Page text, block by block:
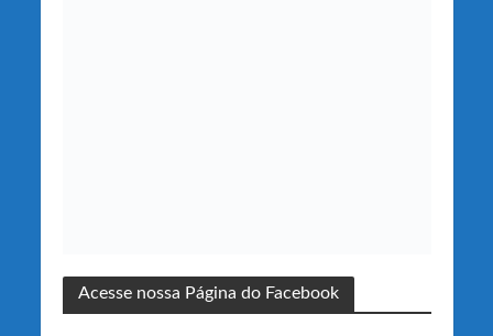
Acesse nossa Página do Facebook